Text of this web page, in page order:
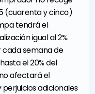
(cuarenta y cinco)
tendrá el
igual al 2%
cada semana de
el 20% del
afectará el
adicionales